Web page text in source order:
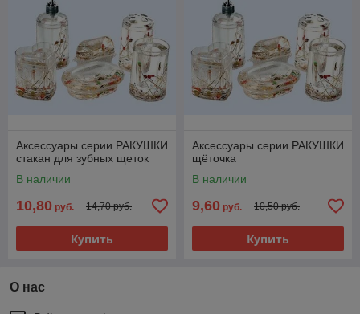
Аксессуары серии РАКУШКИ
стакан для зубных щеток
В наличии
10,80 руб. 14,70 руб.
Купить
Аксессуары серии РАКУШКИ
щёточка
В наличии
9,60 руб. 10,50 руб.
Купить
О нас